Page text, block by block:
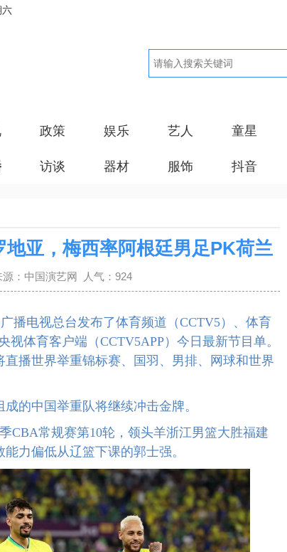
政策 娱乐 艺人 童星
访谈 器材 服饰 抖音
亚，梅西率阿根廷男足PK荷兰
：中国演艺网 人气：924
播电视总台发布了体育频道（CCTV5）、体育
体育客户端（CCTV5APP）今日最新节目单。
播世界举重锦标赛、国羽、男排、网球和世界
的中国举重队将继续冲击金牌。
常规赛第10轮，领头羊浙江男篮大胜福建
力偏低从辽篮下课的郭士强。